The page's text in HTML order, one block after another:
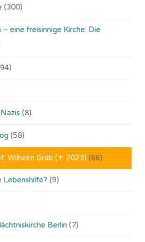
(300)
– eine freisinnige Kirche: Die
(8)
(58)
Wilhelm Gräb (✝ 2023) (66)
Lebenshilfe? (9)
Berlin (7)